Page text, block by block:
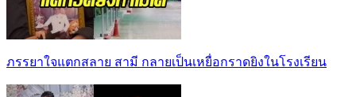
ภรรยาใจแตกสลาย สามี กลายเป็นเหยื่อกราดยิงในโรงเรียน